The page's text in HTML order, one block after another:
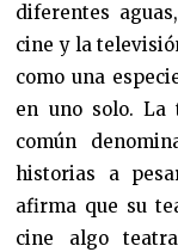
diferentes
cine y la
como una
en uno solo. La
común
historias a
afirma que su
cine algo